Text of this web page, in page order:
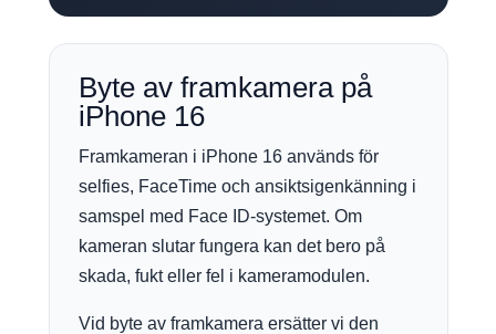
Byte av framkamera på
iPhone 16
Framkameran i iPhone 16 används för
selfies, FaceTime och ansiktsigenkänning i
samspel med Face ID-systemet. Om
kameran slutar fungera kan det bero på
skada, fukt eller fel i kameramodulen.
Vid byte av framkamera ersätter vi den